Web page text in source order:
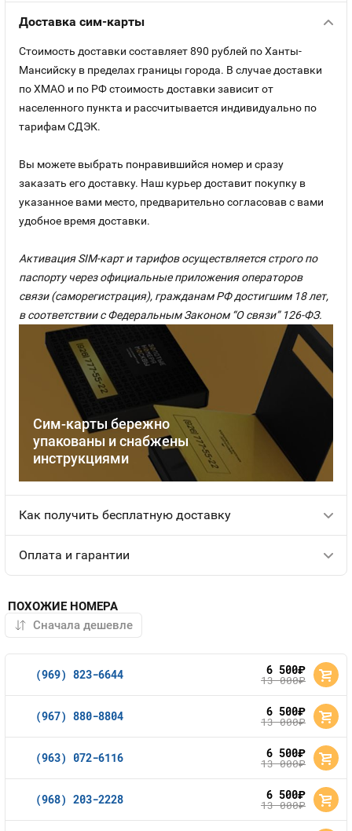
Доставка сим-карты
Сим-карты бережно
упакованы и снабжены
инструкциями
Стоимость доставки составляет 890 рублей по Ханты-
Мансийску в пределах границы города. В случае доставки
по ХМАО и по РФ стоимость доставки зависит от
населенного пункта и рассчитывается индивидуально по
тарифам СДЭК.
Вы можете выбрать понравившийся номер и сразу
заказать его доставку. Наш курьер доставит покупку в
указанное вами место, предварительно согласовав с вами
удобное время доставки.
Активация SIM-карт и тарифов осуществляется строго по
паспорту через официальные приложения операторов
связи (саморегистрация), гражданам РФ достигшим 18 лет,
в соответствии с Федеральным Законом “О связи” 126-ФЗ.
Как получить бесплатную доставку
Оплата и гарантии
ПОХОЖИЕ НОМЕРА
(969) 823-6644 6 500руб.
13 000руб.
(967) 880-8804 6 500руб.
13 000руб.
(963) 072-6116 6 500руб.
13 000руб.
(968) 203-2228 6 500руб.
13 000руб.